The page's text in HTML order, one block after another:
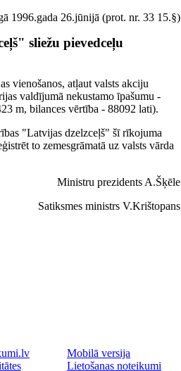
1996.gada 26.jūnijā (prot. nr. 33 15.§)
sliežu pievedceļu
vienošanos, atļaut valsts akciju
valdījumā nekustamo īpašumu -
m, bilances vērtība - 88092 lati).
"Latvijas dzelzceļš" šī rīkojuma
to zemesgrāmatā uz valsts vārda
Ministru prezidents A.Šķēle
Satiksmes ministrs V.Krištopans
Mobilā versija
Lietošanas noteikumi